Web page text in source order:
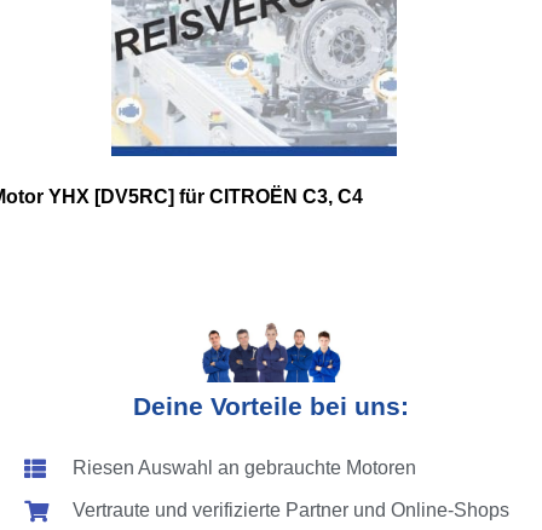
YHX [DV5RC] für CITROËN C3, C4
Deine Vorteile bei uns:
Riesen Auswahl an gebrauchte Motoren
Vertraute und verifizierte Partner und Online-Shops